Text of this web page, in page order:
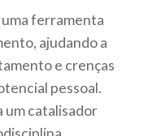
uma ferramenta
ajudando a
e crenças
pessoal.
um catalisador